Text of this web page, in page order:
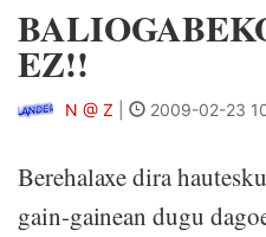
EZ!!
N @ Z 2009-02-23
Berehalaxe dira
gain-gainean dugu